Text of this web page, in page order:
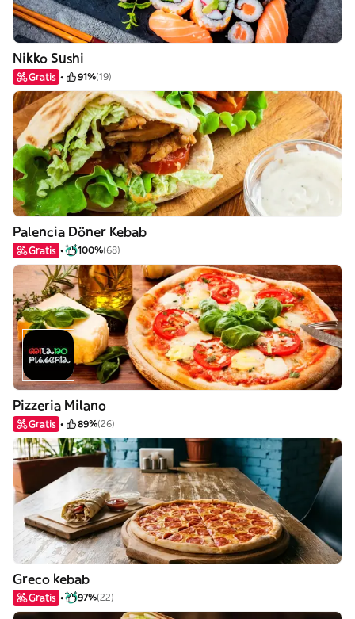
Nikko Sushi
Gratis 91%(19)
Palencia Döner Kebab
Gratis 100%(68)
Pizzeria Milano
Gratis 89%(26)
Greco kebab
Gratis 97%(22)